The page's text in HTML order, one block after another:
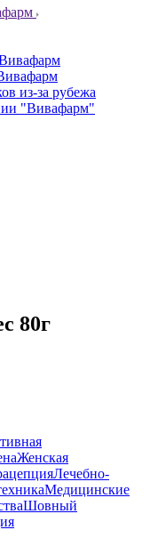
из-за рубежа
"Вивафарм"
80г
Женская
Лечебно-
Медицинские
Шовный